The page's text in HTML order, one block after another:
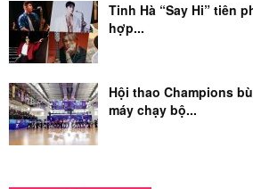
Tinh Hà “Say Hi” tiên
hợp...
Hội thao Champions
máy chạy bộ...